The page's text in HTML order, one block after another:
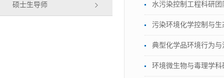
硕士生导师 水污染控制工程科研团
污染环境化学控制与
典型化学品环境行为
环境微生物与毒理学科